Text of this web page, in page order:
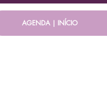
AGENDA | INÍCIO